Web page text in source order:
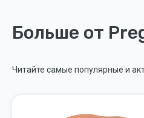
Больше от
Читайте самые популярные и